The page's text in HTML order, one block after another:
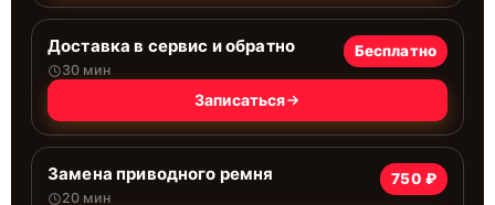
Доставка в сервис и обратно
30 мин
Бесплатно
Записаться
Замена приводного ремня
20 мин
750 ₽